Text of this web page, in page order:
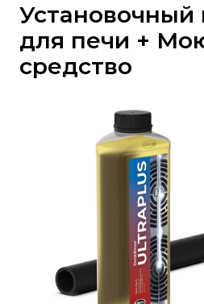
Установочный
для печи +
средство